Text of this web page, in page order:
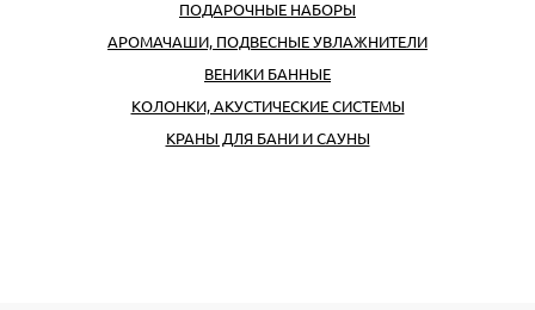
ПОДАРОЧНЫЕ НАБОРЫ
АРОМАЧАШИ, ПОДВЕСНЫЕ УВЛАЖНИТЕЛИ
ВЕНИКИ БАННЫЕ
КОЛОНКИ, АКУСТИЧЕСКИЕ СИСТЕМЫ
КРАНЫ ДЛЯ БАНИ И САУНЫ